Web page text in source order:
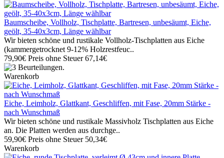
Baumscheibe, Vollholz, Tischplatte, Bartresen, unbesäumt, Eiche,
geölt, 35-40x3cm, Länge wählbar
Wir bieten schöne und rustikale Vollholz-Tischplatten aus Eiche
(kammergetrocknet 9-12% Holzrestfeuc..
79,90€ Preis ohne Steuer 67,14€
Warenkorb
Eiche, Leimholz, Glattkant, Geschliffen, mit Fase, 20mm Stärke -
nach Wunschmaß
Wir bieten schöne und rustikale Massivholz Tischplatten aus Eiche
an. Die Platten werden aus durchge..
59,90€ Preis ohne Steuer 50,34€
Warenkorb